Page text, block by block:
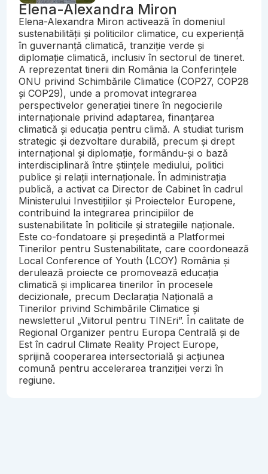
Elena-Alexandra Miron
Elena-Alexandra Miron activează în domeniul
sustenabilității și politicilor climatice, cu experiență
în guvernanță climatică, tranziție verde și
diplomație climatică, inclusiv în sectorul de tineret.
A reprezentat tinerii din România la Conferințele
ONU privind Schimbările Climatice (COP27, COP28
și COP29), unde a promovat integrarea
perspectivelor generației tinere în negocierile
internaționale privind adaptarea, finanțarea
climatică și educația pentru climă. A studiat turism
strategic și dezvoltare durabilă, precum și drept
internațional și diplomație, formându-și o bază
interdisciplinară între științele mediului, politici
publice și relații internaționale. În administrația
publică, a activat ca Director de Cabinet în cadrul
Ministerului Investițiilor și Proiectelor Europene,
contribuind la integrarea principiilor de
sustenabilitate în politicile și strategiile naționale.
Este co-fondatoare și președintă a Platformei
Tinerilor pentru Sustenabilitate, care coordonează
Local Conference of Youth (LCOY) România și
derulează proiecte ce promovează educația
climatică și implicarea tinerilor în procesele
decizionale, precum Declarația Națională a
Tinerilor privind Schimbările Climatice și
newsletterul „Viitorul pentru TINEri”. În calitate de
Regional Organizer pentru Europa Centrală și de
Est în cadrul Climate Reality Project Europe,
sprijină cooperarea intersectorială și acțiunea
comună pentru accelerarea tranziției verzi în
regiune.